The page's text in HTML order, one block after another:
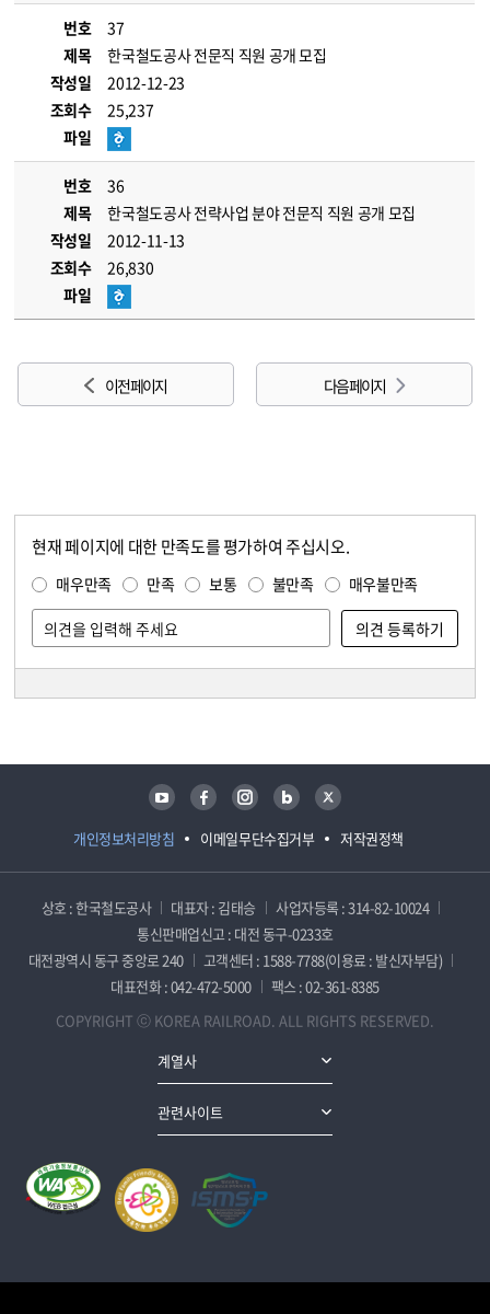
번호
37
제목
한국철도공사 전문직 직원 공개 모집
작성일
2012-12-23
조회수
25,237
파일
번호
36
제목
한국철도공사 전략사업 분야 전문직 직원 공개 모집
작성일
2012-11-13
조회수
26,830
파일
이전 페이지 다음 페이지
현재 페이지에 대한 만족도를 평가하여 주십시오.
매우만족 만족 보통 불만족 매우불만족
개인정보처리방침 이메일무단수집거부 저작권정책
유튜브 페이스북 인스타그램 블로그 트위터
상호 : 한국철도공사 대표자 : 김태승
사업자등록 : 314-82-10024
통신판매업신고 : 대전 동구-0233호
대전광역시 동구 중앙로 240
고객센터 : 1588-7788(이용료 : 발신자부담)
대표전화 : 042-472-5000
팩스 : 02-361-8385
COPYRIGHT ⓒ KOREA RAILROAD. ALL RIGHTS RESERVED.
계열사
관련사이트